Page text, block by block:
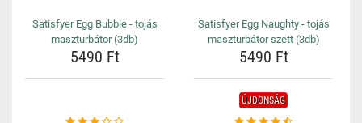
Satisfyer Egg Bubble - tojás
maszturbátor (3db)
5490 Ft
Satisfyer Egg Naughty - tojás
maszturbátor szett (3db)
5490 Ft
ÚJDONSÁG